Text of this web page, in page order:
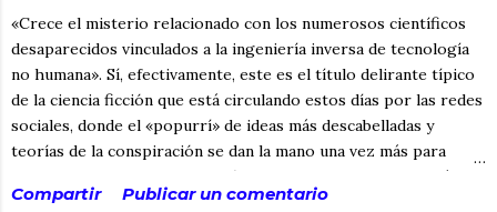
«Crece el misterio relacionado con los numerosos científicos
desaparecidos vinculados a la ingeniería inversa de tecnología
no humana». Sí, efectivamente, este es el título delirante típico
de la ciencia ficción que está circulando estos días por las redes
sociales, donde el «popurrí» de ideas más descabelladas y
teorías de la conspiración se dan la mano una vez más para
alimentar el delirio, la confusión y, si ya nos ponemos, quizás la
distracción. Y no digo que no esté sucediendo, dado que la
Compartir
Publicar un comentario